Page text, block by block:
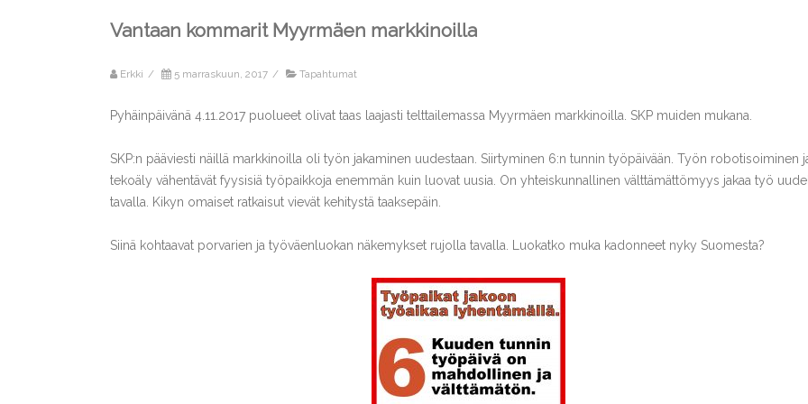
Vantaan kommarit Myyrmäen markkinoilla
Erkki / 5 marraskuun, 2017 / Tapahtumat
Pyhäinpäivänä 4.11.2017 puolueet olivat taas laajasti telttailemassa Myyrmäen markkinoilla. SKP muiden mukana.
SKP:n pääviesti näillä markkinoilla oli työn jakaminen uudestaan. Siirtyminen 6:n tunnin työpäivään. Työn robotisoiminen
tekoäly vähentävät fyysisiä työpaikkoja enemmän kuin luovat uusia. On yhteiskunnallinen välttämättömyys jakaa työ
tavalla. Kikyn omaiset ratkaisut vievät kehitystä taaksepäin.
Siinä kohtaavat porvarien ja työväenluokan näkemykset rujolla tavalla. Luokatko muka kadonneet nyky Suomesta?